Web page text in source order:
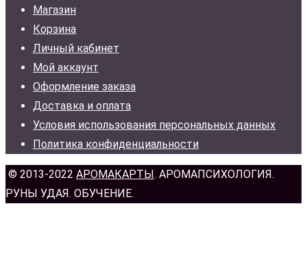
Магазин
Корзина
Личный кабинет
Мой аккаунт
Оформление заказа
Доставка и оплата
Условия использования персональных данных
Политика конфиденциальности
© 2013-2022 АРОМАКАРТЫ . АРОМАПСИХОЛОГИЯ.
РУНЫ УДАЯ. ОБУЧЕНИЕ.